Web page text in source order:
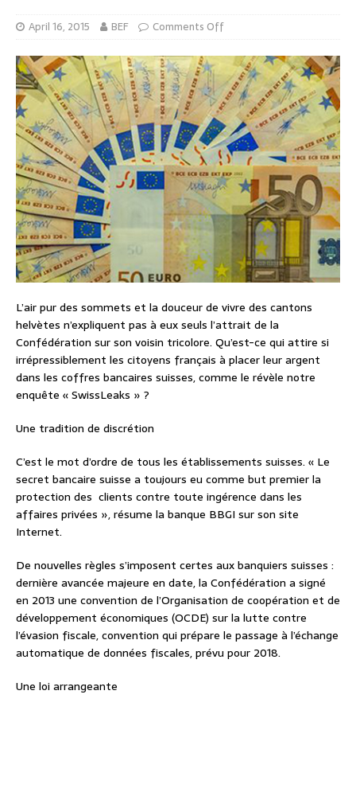
April 16, 2015 BEF Comments Off
L’air pur des sommets et la douceur de vivre des cantons
helvètes n’expliquent pas à eux seuls l’attrait de la
Confédération sur son voisin tricolore. Qu’est-ce qui attire si
irrépressiblement les citoyens français à placer leur argent
dans les coffres bancaires suisses, comme le révèle notre
enquête « SwissLeaks » ?
Une tradition de discrétion
C’est le mot d’ordre de tous les établissements suisses. « Le
secret bancaire suisse a toujours eu comme but premier la
protection des clients contre toute ingérence dans les
affaires privées », résume la banque BBGI sur son site
Internet.
De nouvelles règles s’imposent certes aux banquiers suisses :
dernière avancée majeure en date, la Confédération a signé
en 2013 une convention de l’Organisation de coopération et de
développement économiques (OCDE) sur la lutte contre
l’évasion fiscale, convention qui prépare le passage à l’échange
automatique de données fiscales, prévu pour 2018.
Une loi arrangeante